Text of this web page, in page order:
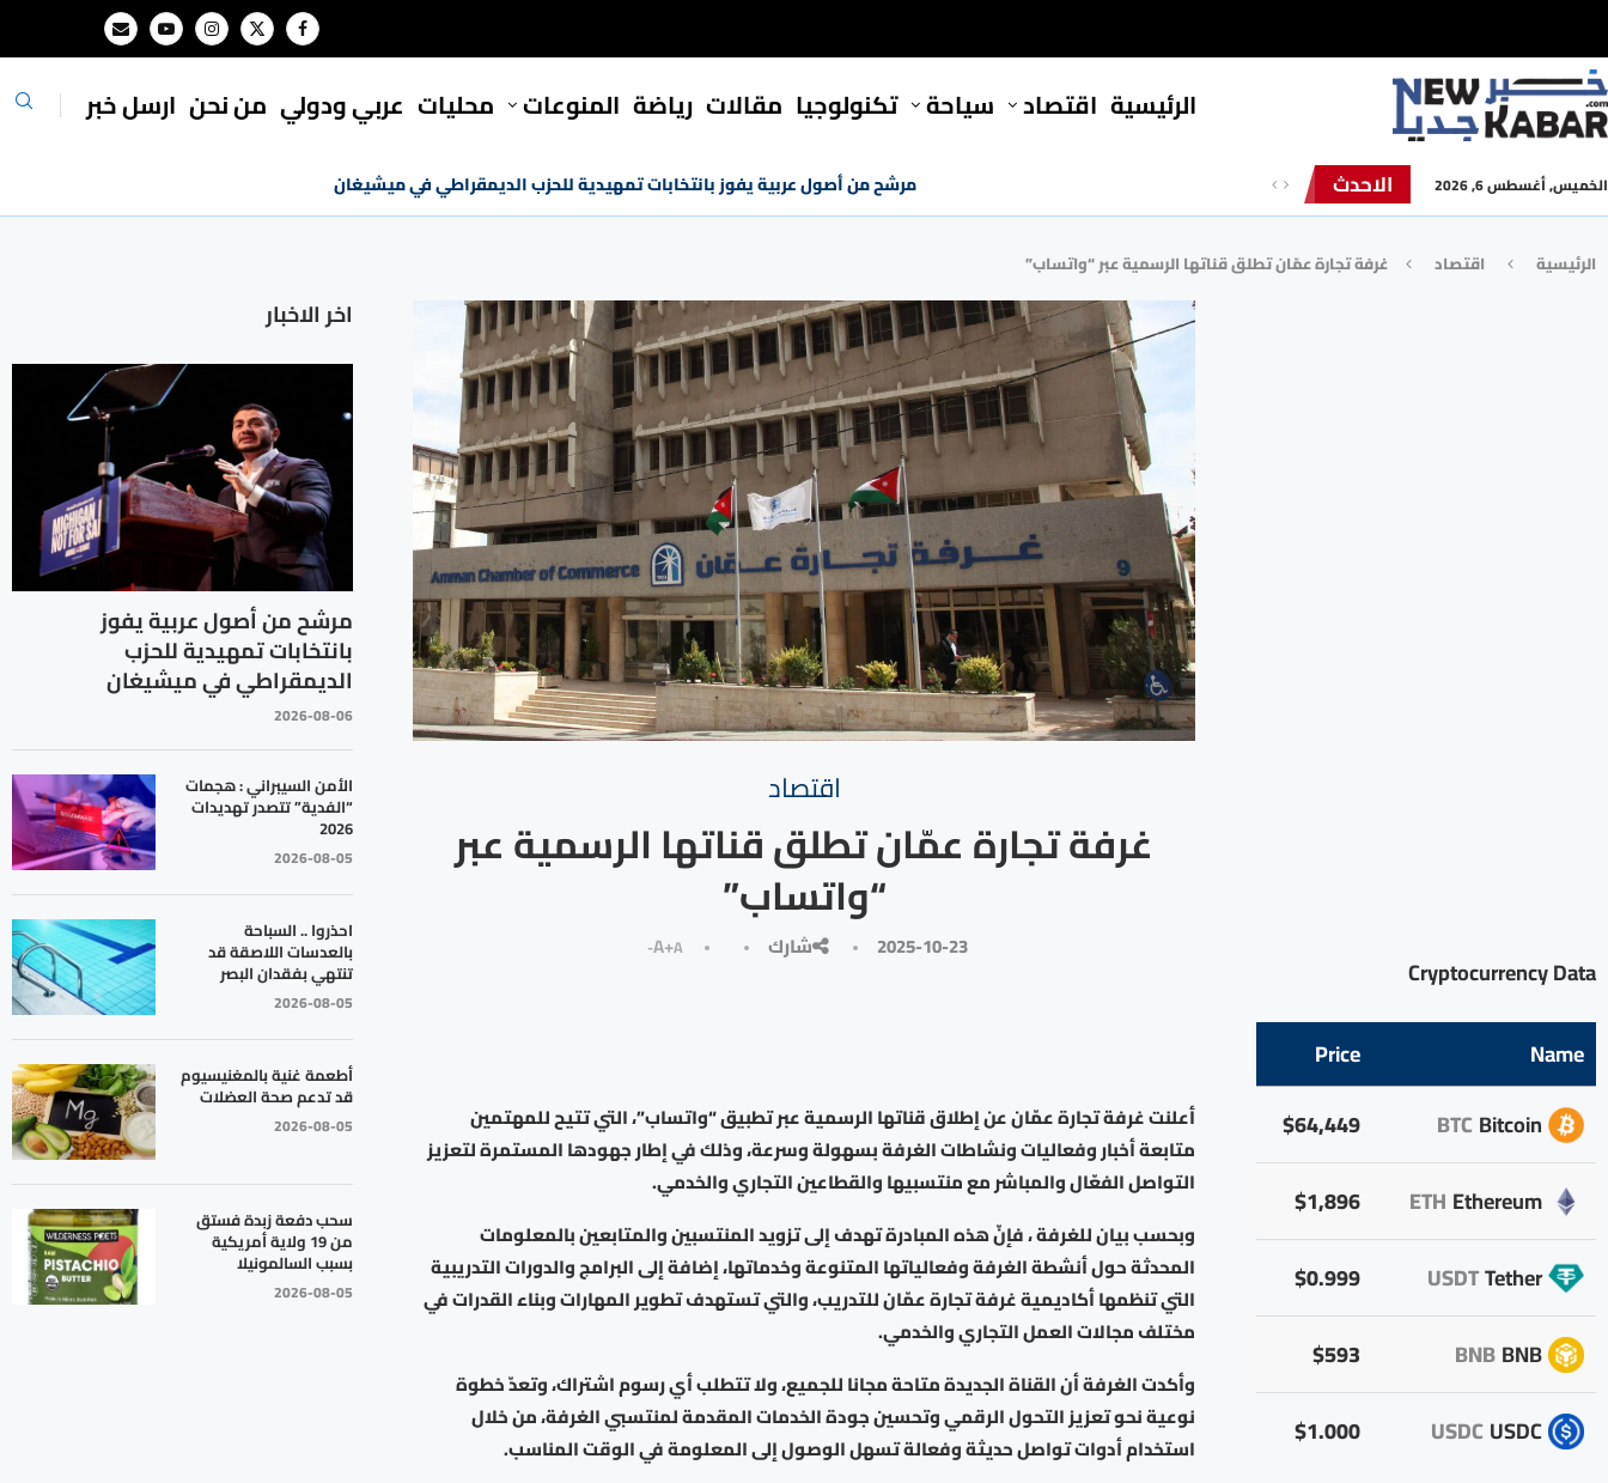
الرئيسية ⁠اقتصاد سياحة تكنولوجيا مقالات رياضة المنوعات محليات ⁠عربي ودولي من نحن ارسل خبر
الخميس, أغسطس 6, 2026 الاحدث مرشح من أصول عربية يفوز بانتخابات تمهيدية للحزب الديمقراطي في ميشيغان
الرئيسية ⁠اقتصاد غرفة تجارة عمّان تطلق قناتها الرسمية عبر “واتساب”
⁠اقتصاد
غرفة تجارة عمّان تطلق قناتها الرسمية عبر
“واتساب”
2025-10-23 شارك A+A-
أعلنت غرفة تجارة عمّان عن إطلاق قناتها الرسمية عبر تطبيق “واتساب”، التي تتيح للمهتمين
متابعة أخبار وفعاليات ونشاطات الغرفة بسهولة وسرعة، وذلك في إطار جهودها المستمرة لتعزيز
التواصل الفعّال والمباشر مع منتسبيها والقطاعين التجاري والخدمي.
وبحسب بيان للغرفة ، فإنّ هذه المبادرة تهدف إلى تزويد المنتسبين والمتابعين بالمعلومات
المحدثة حول أنشطة الغرفة وفعالياتها المتنوعة وخدماتها، إضافة إلى البرامج والدورات التدريبية
التي تنظمها أكاديمية غرفة تجارة عمّان للتدريب، والتي تستهدف تطوير المهارات وبناء القدرات في
مختلف مجالات العمل التجاري والخدمي.
وأكدت الغرفة أن القناة الجديدة متاحة مجانا للجميع، ولا تتطلب أي رسوم اشتراك، وتعدّ خطوة
نوعية نحو تعزيز التحول الرقمي وتحسين جودة الخدمات المقدمة لمنتسبي الغرفة، من خلال
استخدام أدوات تواصل حديثة وفعالة تسهل الوصول إلى المعلومة في الوقت المناسب.
اخر الاخبار
مرشح من أصول عربية يفوز
بانتخابات تمهيدية للحزب
الديمقراطي في ميشيغان
2026-08-06
الأمن السيبراني : هجمات
“الفدية” تتصدر تهديدات
2026
2026-08-05
احذروا .. السباحة
بالعدسات اللاصقة قد
تنتهي بفقدان البصر
2026-08-05
أطعمة غنية بالمغنيسيوم
قد تدعم صحة العضلات
2026-08-05
سحب دفعة زبدة فستق
من 19 ولاية أمريكية
بسبب السالمونيلا
2026-08-05
Cryptocurrency Data
Name
Price
Bitcoin
BTC
$64,449
Ethereum
ETH
$1,896
Tether
USDT
$0.999
BNB
BNB
$593
USDC
USDC
$1.000